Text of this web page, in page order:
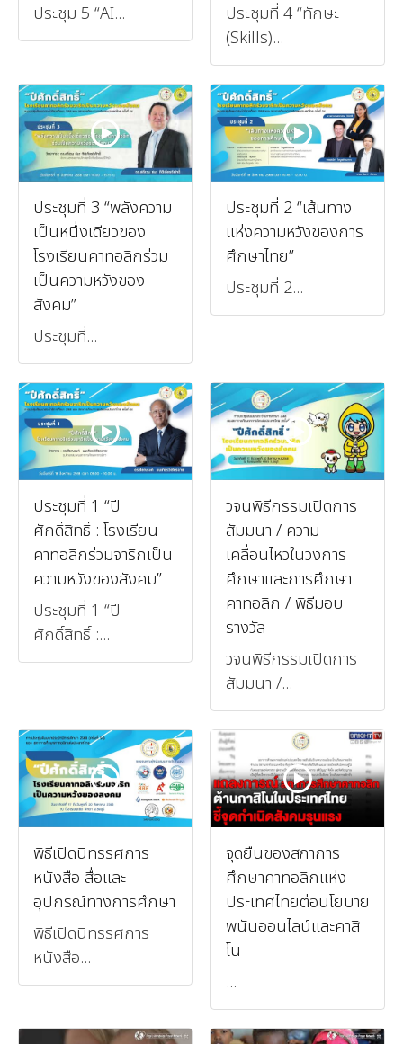
ประชุม 5 “AI...
ประชุมที่ 4 “ทักษะ
(Skills)...
ประชุมที่ 3 “พลังความ
เป็นหนึ่งเดียวของ
โรงเรียนคาทอลิกร่วม
เป็นความหวังของ
สังคม”
ประชุมที่...
ประชุมที่ 2 “เส้นทาง
แห่งความหวังของการ
ศึกษาไทย”
ประชุมที่ 2...
ประชุมที่ 1 “ปี
ศักดิ์สิทธิ์ : โรงเรียน
คาทอลิกร่วมจาริกเป็น
ความหวังของสังคม”
ประชุมที่ 1 “ปี
ศักดิ์สิทธิ์ :...
วจนพิธีกรรมเปิดการ
สัมมนา / ความ
เคลื่อนไหวในวงการ
ศึกษาและการศึกษา
คาทอลิก / พิธีมอบ
รางวัล
วจนพิธีกรรมเปิดการ
สัมมนา /...
พิธีเปิดนิทรรศการ
หนังสือ สื่อและ
อุปกรณ์ทางการศึกษา
พิธีเปิดนิทรรศการ
หนังสือ...
จุดยืนของสภาการ
ศึกษาคาทอลิกแห่ง
ประเทศไทยต่อนโยบาย
พนันออนไลน์และคาสิ
โน
...